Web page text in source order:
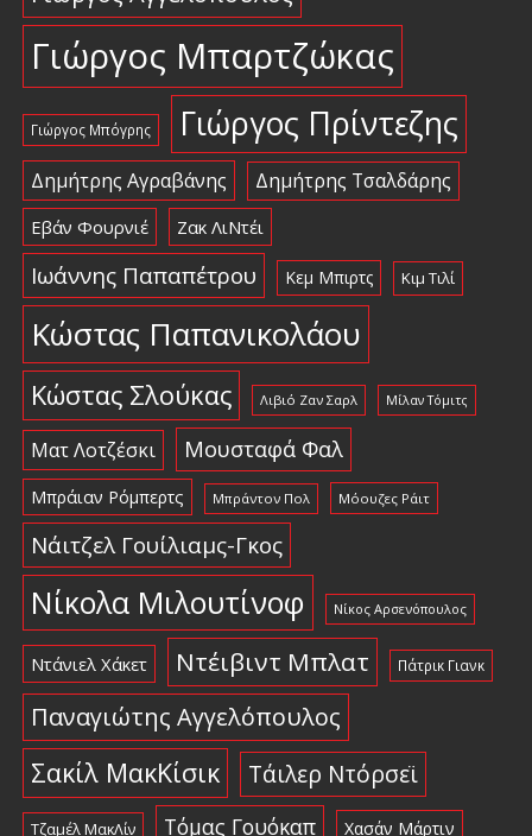
Γιώργος Μπαρτζώκας
Γιώργος Μπόγρης Γιώργος Πρίντεζης
Δημήτρης Αγραβάνης Δημήτρης Τσαλδάρης
Εβάν Φουρνιέ Ζακ ΛιΝτέι
Ιωάννης Παπαπέτρου Κεμ Μπιρτς Κιμ Τιλί
Κώστας Παπανικολάου
Κώστας Σλούκας Λιβιό Ζαν Σαρλ Μίλαν Τόμιτς
Ματ Λοτζέσκι Μουσταφά Φαλ
Μπράιαν Ρόμπερτς Μπράντον Πολ Μόουζες Ράιτ
Νάιτζελ Γουίλιαμς-Γκος
Νίκολα Μιλουτίνοφ Νίκος Αρσενόπουλος
Ντάνιελ Χάκετ Ντέιβιντ Μπλατ Πάτρικ Γιανκ
Παναγιώτης Αγγελόπουλος
Σακίλ ΜακΚίσικ Τάιλερ Ντόρσεϊ
Τζαμέλ ΜακΛίν Τόμας Γουόκαπ Χασάν Μάρτιν